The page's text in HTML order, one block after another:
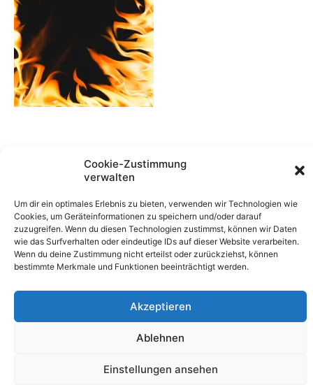
Cookie-Zustimmung
verwalten
Um dir ein optimales Erlebnis zu bieten, verwenden wir Technologien wie
Cookies, um Geräteinformationen zu speichern und/oder darauf
zuzugreifen. Wenn du diesen Technologien zustimmst, können wir Daten
wie das Surfverhalten oder eindeutige IDs auf dieser Website verarbeiten.
Wenn du deine Zustimmung nicht erteilst oder zurückziehst, können
bestimmte Merkmale und Funktionen beeinträchtigt werden.
Akzeptieren
Ablehnen
Einstellungen ansehen
von Tanja Feuerherz